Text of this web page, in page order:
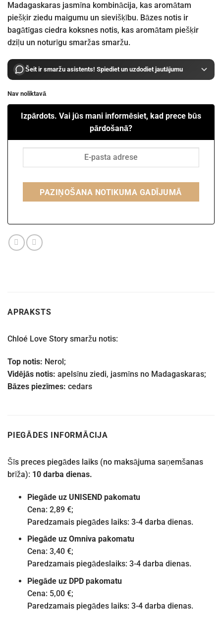
Madagaskaras jasmīna kombinācija, kas aromātam
piešķir ziedu maigumu un sievišķību. Bāzes notis ir
bagātīgas ciedra koksnes notis, kas aromātam piešķir
dziļu un noturīgu smaržas smaržu.
Šeit ir smaržu asistents! Spiediet un uzdodiet jautājumu
Nav noliktavā
Izpārdots. Vai jūs mani informēsiet, kad prece būs
pārdošanā?
PAZIŅOŠANA NOTIKUMA GADĪJUMĀ
APRAKSTS
Chloé Love Story smaržu notis:
Top notis: Nerol;
Vidējās notis: apelsīnu ziedi, jasmīns no Madagaskaras;
Bāzes piezīmes: cedars
PIEGĀDES INFORMĀCIJA
Šīs preces piegādes laiks (no maksājuma saņemšanas
brīža): 10 darba dienas.
Piegāde uz UNISEND pakomatu
Cena: 2,89 €;
Paredzamais piegādes laiks: 3-4 darba dienas.
Piegāde uz Omniva pakomatu
Cena: 3,40 €;
Paredzamais piegādeslaiks: 3-4 darba dienas.
Piegāde uz DPD pakomatu
Cena: 5,00 €;
Paredzamais piegādes laiks: 3-4 darba dienas.